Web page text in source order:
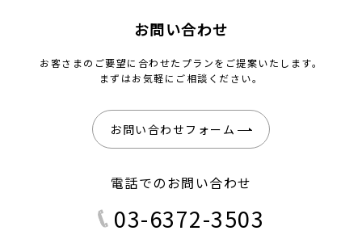
お問い合わせ
お客さまのご要望に合わせたプランをご提案いたします。
まずはお気軽にご相談ください。
お問い合わせフォーム
電話でのお問い合わせ
03-6372-3503